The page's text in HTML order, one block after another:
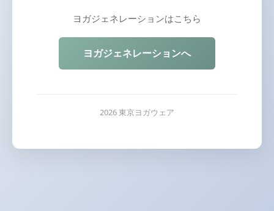
ヨガジェネレーションはこちら
ヨガジェネレーションへ
2026 東京ヨガウェア